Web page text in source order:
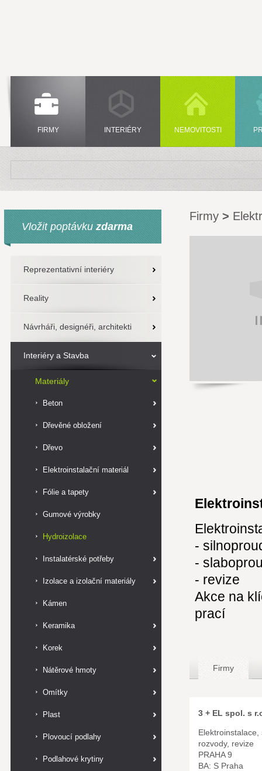
FIRMY INTERIÉRY NEMOVITOSTI
Vložit poptávku zdarma
Reprezentativní interiéry
Reality
Návrháři, designéři, architekti
Interiéry a Stavba
Materiály
Beton
Dřevěné obložení
Dřevo
Elektroinstalační materiál
Fólie a tapety
Gumové výrobky
Hydroizolace
Instalatérské potřeby
Izolace a izolační materiály
Kámen
Keramika
Korek
Nátěrové hmoty
Omítky
Plast
Plovoucí podlahy
Podlahové krytiny
Firmy >
-
-
- revize
Akce na
prací
Firmy
3 + EL spol. s
rozvody, revize
PRAHA 9
BA: S Praha